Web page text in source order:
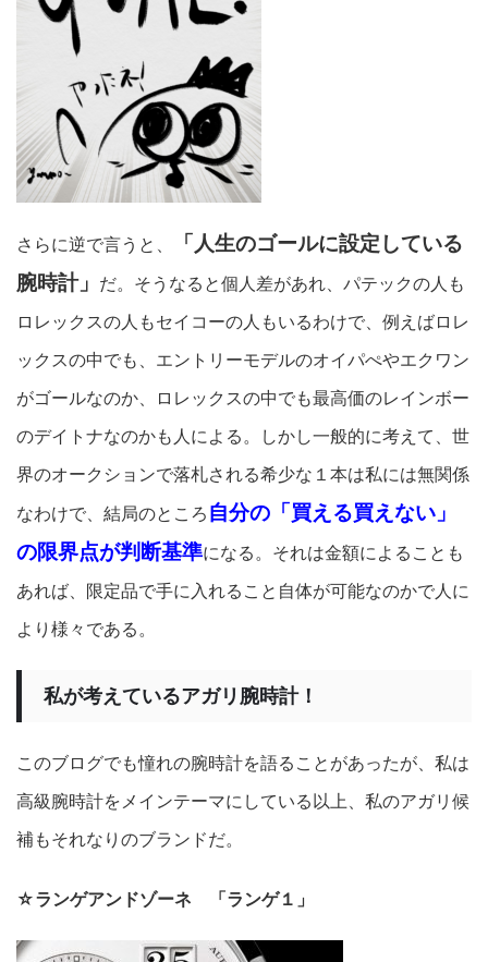
さらに逆で言うと、
「人生のゴールに設定している
腕時計」 だ。そうなると個人差があれ、パテックの人も
ロレックスの人もセイコーの人もいるわけで、例えばロレ
ックスの中でも、エントリーモデルのオイパぺやエクワン
がゴールなのか、ロレックスの中でも最高価のレインボー
のデイトナなのかも人による。しかし一般的に考えて、世
界のオークションで落札される希少な１本は私には無関係
なわけで、結局のところ 自分の「買える買えない」
の限界点が判断基準になる。それは金額によることも
あれば、限定品で手に入れること自体が可能なのかで人に
より様々である。
私が考えているアガリ腕時計！
このブログでも憧れの腕時計を語ることがあったが、私は
高級腕時計をメインテーマにしている以上、私のアガリ候
補もそれなりのブランドだ。
☆ランゲアンドゾーネ 「ランゲ１」